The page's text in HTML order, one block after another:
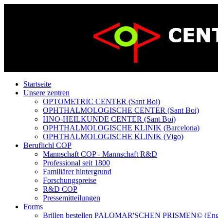
Startseite
Unsere zentren
OPTOMETRIC CENTER (Sant Boi)
OPHTHALMOLOGISCHE CENTER (Sant Boi)
HNO-HEILKUNDE CENTER (Sant Boi)
OPHTHALMOLOGISCHE KLINIK (Barcelona)
OPHTHALMOLOGISCHE KLINIK (Vigo)
Beruflichl COP
Mannschaft COP - Mannschaft R&D
Professional seit 1800
Familiärer hintergrund
Forschungspreise
R&D COP
Pressemitteilungen
Forms
Brillen bestellen PALOMAR'SCHEN PRISMEN©